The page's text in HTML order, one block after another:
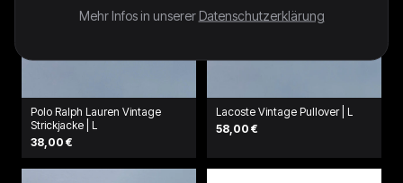
Polo Ralph Lauren Vintage
Strickjacke | L
38,00 €
Lacoste Vintage Pullover | L
58,00 €
Mehr Infos in unserer Datenschutzerklärung